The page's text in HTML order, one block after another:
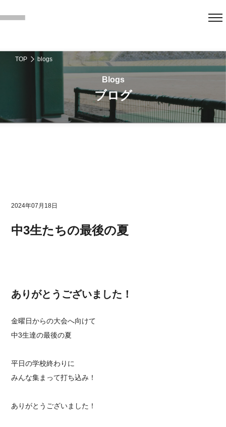
TOP blogs
ブログ
2024年07月18日
中3生たちの最後の夏
ありがとうございました！
金曜日からの大会へ向けて
中3生達の最後の夏
平日の学校終わりに
みんな集まって打ち込み！
ありがとうございました！